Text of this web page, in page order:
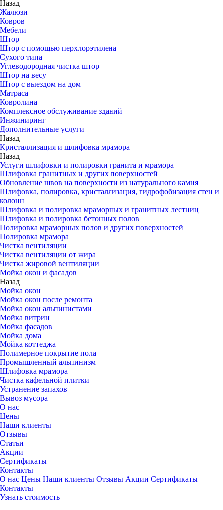
Назад
Жалюзи
Ковров
Мебели
Штор
Штор с помощью перхлорэтилена
Сухого типа
Углеводородная чистка штор
Штор на весу
Штор с выездом на дом
Матраса
Ковролина
Комплексное обслуживание зданий
Инжиниринг
Дополнительные услуги
Назад
Кристаллизация и шлифовка мрамора
Назад
Услуги шлифовки и полировки гранита и мрамора
Шлифовка гранитных и других поверхностей
Обновление швов на поверхности из натурального камня
Шлифовка, полировка, кристаллизация, гидрофобизация стен и
колонн
Шлифовка и полировка мраморных и гранитных лестниц
Шлифовка и полировка бетонных полов
Полировка мраморных полов и других поверхностей
Полировка мрамора
Чистка вентиляции
Чистка вентиляции от жира
Чистка жировой вентиляции
Мойка окон и фасадов
Назад
Мойка окон
Мойка окон после ремонта
Мойка окон альпинистами
Мойка витрин
Мойка фасадов
Мойка дома
Мойка коттеджа
Полимерное покрытие пола
Промышленный альпинизм
Шлифовка мрамора
Чистка кафельной плитки
Устранение запахов
Вывоз мусора
О нас
Цены
Наши клиенты
Отзывы
Статьи
Акции
Сертификаты
Контакты
О нас Цены Наши клиенты Отзывы Акции Сертификаты
Контакты
Узнать стоимость